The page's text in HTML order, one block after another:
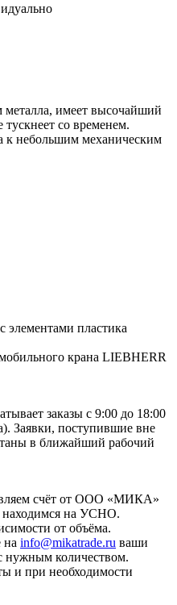
имеет высочайший
тускнеет со временем.
к небольшим механическим
элементами пластика
крана LIEBHERR
заказы с 9:00 до 18:00
Заявки, поступившие вне
в ближайший рабочий
счёт от ООО «МИКА»
на УСНО.
от объёма.
на info@mikatrade.ru ваши
нужным количеством.
и при необходимости